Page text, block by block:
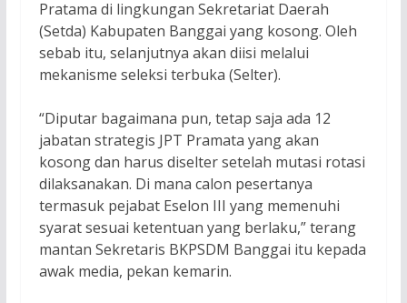
Pratama di lingkungan Sekretariat Daerah
(Setda) Kabupaten Banggai yang kosong. Oleh
sebab itu, selanjutnya akan diisi melalui
mekanisme seleksi terbuka (Selter).
“Diputar bagaimana pun, tetap saja ada 12
jabatan strategis JPT Pramata yang akan
kosong dan harus diselter setelah mutasi rotasi
dilaksanakan. Di mana calon pesertanya
termasuk pejabat Eselon III yang memenuhi
syarat sesuai ketentuan yang berlaku,” terang
mantan Sekretaris BKPSDM Banggai itu kepada
awak media, pekan kemarin.